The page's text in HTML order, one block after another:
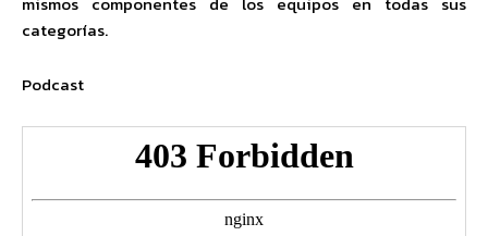
categorías.
Podcast